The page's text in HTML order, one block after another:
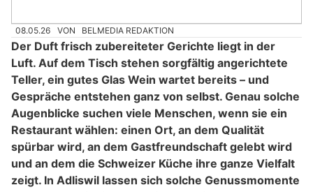
08.05.26 VON BELMEDIA REDAKTION
Der Duft frisch zubereiteter Gerichte liegt in der
Luft. Auf dem Tisch stehen sorgfältig angerichtete
Teller, ein gutes Glas Wein wartet bereits – und
Gespräche entstehen ganz von selbst. Genau solche
Augenblicke suchen viele Menschen, wenn sie ein
Restaurant wählen: einen Ort, an dem Qualität
spürbar wird, an dem Gastfreundschaft gelebt wird
und an dem die Schweizer Küche ihre ganze Vielfalt
zeigt. In Adliswil lassen sich solche Genussmomente